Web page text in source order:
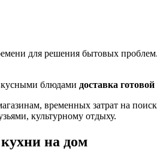
для решения бытовых
блюдами доставка
временных затрат на
культурному отдыху.
на дом